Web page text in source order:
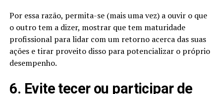
Por essa razão, permita-se (mais uma vez) a ouvir o que
o outro tem a dizer, mostrar que tem maturidade
profissional para lidar com um retorno acerca das suas
ações e tirar proveito disso para potencializar o próprio
desempenho.
6. Evite tecer ou participar de